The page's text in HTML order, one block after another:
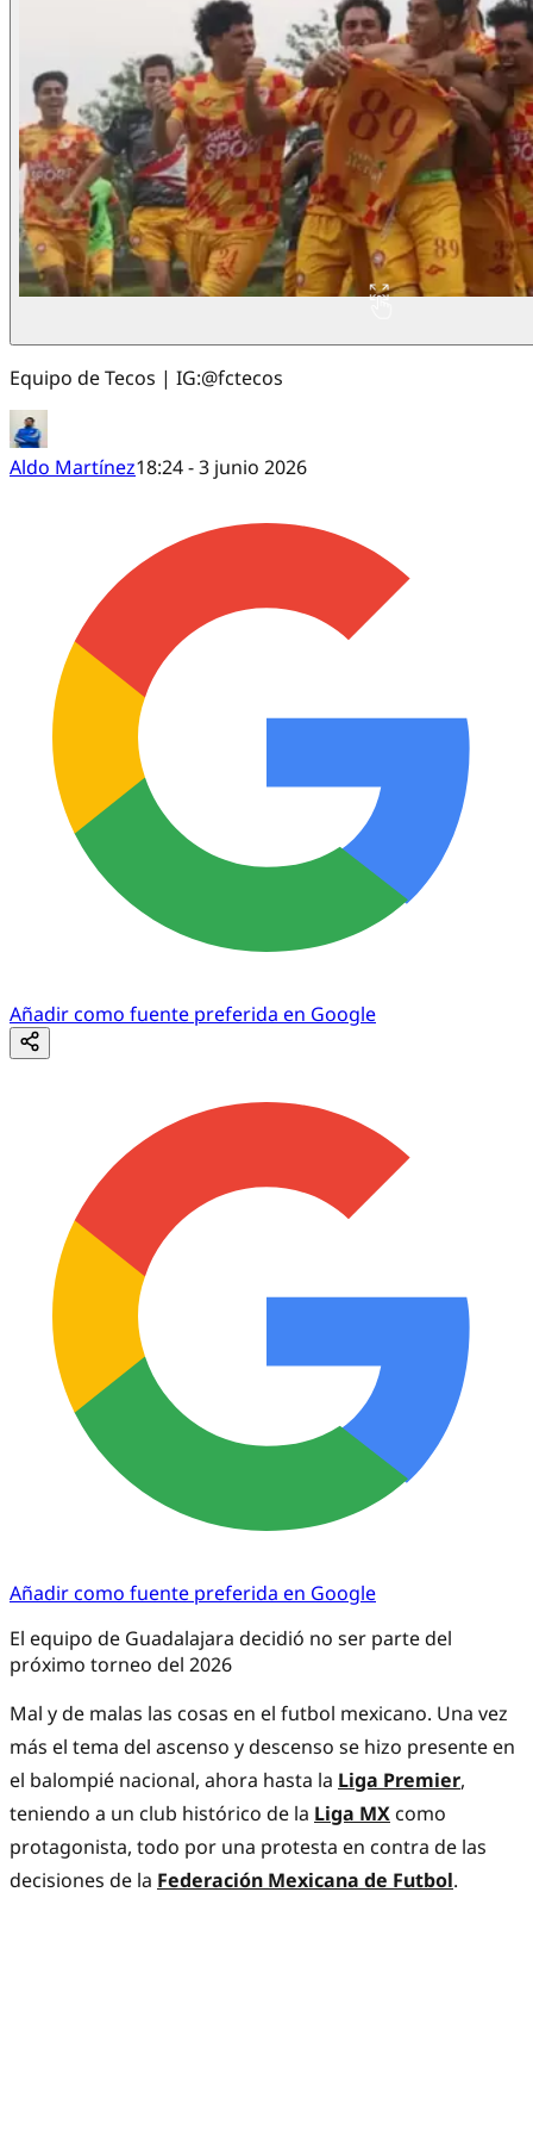
Equipo de Tecos | IG:@fctecos
Aldo Martínez18:24 - 3 junio 2026
Añadir como fuente preferida en Google
Añadir como fuente preferida en Google
El equipo de Guadalajara decidió no ser parte del
próximo torneo del 2026
Mal y de malas las cosas en el futbol mexicano. Una vez
más el tema del ascenso y descenso se hizo presente en
el balompié nacional, ahora hasta la Liga Premier,
teniendo a un club histórico de la Liga MX como
protagonista, todo por una protesta en contra de las
decisiones de la Federación Mexicana de Futbol.